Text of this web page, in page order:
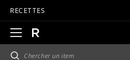
RECETTES
Ouvrir
la